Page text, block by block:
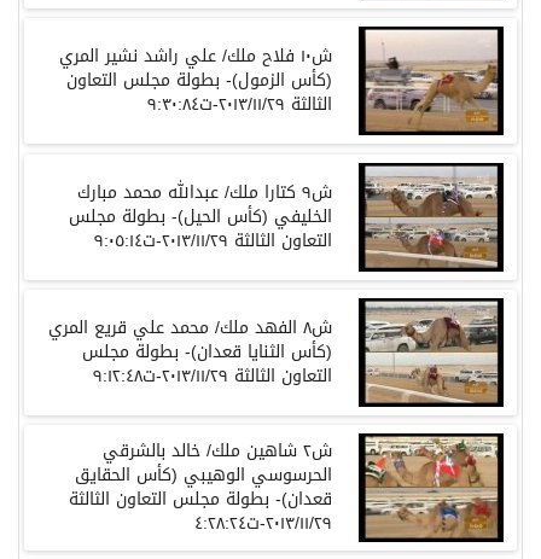
ش١٠ فلاح ملك/ علي راشد نشير المري
(كأس الزمول)- بطولة مجلس التعاون
الثالثة ٢٠١٣/١١/٢٩-ت٩:٣٠:٨٤
ش٩ كتارا ملك/ عبدالله محمد مبارك
الخليفي (كأس الحيل)- بطولة مجلس
التعاون الثالثة ٢٠١٣/١١/٢٩-ت٩:٠٥:١٤
ش٨ الفهد ملك/ محمد علي قريع المري
(كأس الثنايا قعدان)- بطولة مجلس
التعاون الثالثة ٢٠١٣/١١/٢٩-ت٩:١٢:٤٨
ش٢ شاهين ملك/ خالد بالشرقي
الحرسوسي الوهيبي (كأس الحقايق
قعدان)- بطولة مجلس التعاون الثالثة
٢٠١٣/١١/٢٩-ت٤:٢٨:٢٤